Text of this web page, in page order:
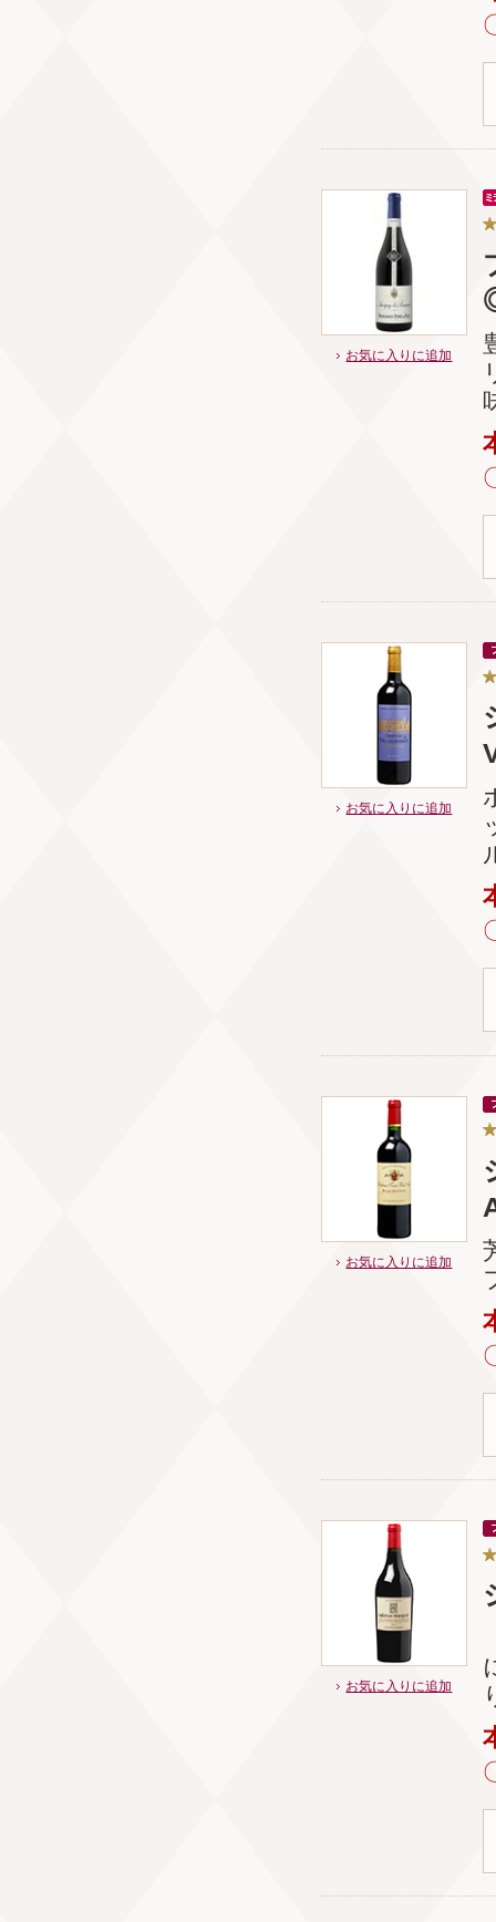
お気に入りに追加
お気に入りに追加
お気に入りに追加
お気に入りに追加